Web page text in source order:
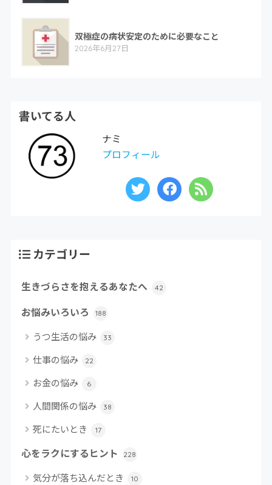
双極症の病状安定のために必要なこと
2026年6月27日
書いてる人
ナミ
プロフィール
カテゴリー
生きづらさを抱えるあなたへ 42
お悩みいろいろ 188
うつ生活の悩み 33
仕事の悩み 22
お金の悩み 6
人間関係の悩み 38
死にたいとき 17
心をラクにするヒント 228
気分が落ち込んだとき 10